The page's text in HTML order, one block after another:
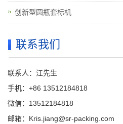
创新型圆瓶套标机
联系我们
联系人：江先生
手机：+86 13512184818
微信：13512184818
邮箱：Kris.jiang@sr-packing.com